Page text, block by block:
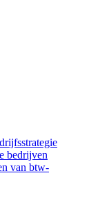
bedrijven
van btw-